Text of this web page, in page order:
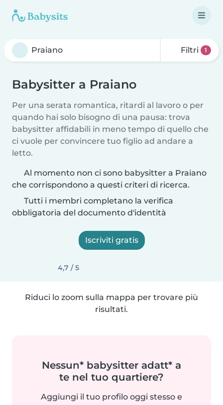
Filtri 1
Babysitter a Praiano
Per una serata romantica, ritardi al lavoro o per
quando hai solo bisogno di una pausa: trova
babysitter affidabili in meno tempo di quello che
ci vuole per convincere tuo figlio ad andare a
letto.
Al momento non ci sono babysitter a Praiano
che corrispondono a questi criteri di ricerca.
Tutti i membri completano la verifica
obbligatoria del documento d'identità
Iscriviti gratis
4,7 / 5
Riduci lo zoom sulla mappa per trovare più
risultati.
Nessun* babysitter adatt* a
te nel tuo quartiere?
Aggiungi il tuo profilo oggi stesso e